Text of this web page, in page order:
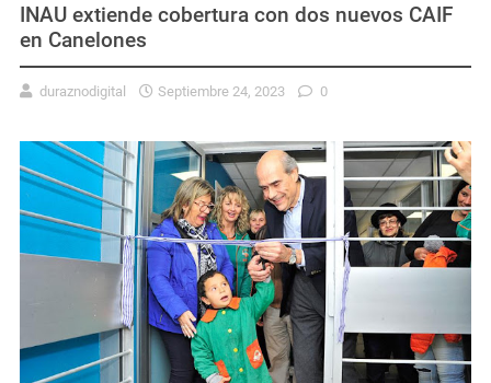
INAU extiende cobertura con dos nuevos CAIF
en Canelones
duraznodigital Septiembre 24, 2023 0